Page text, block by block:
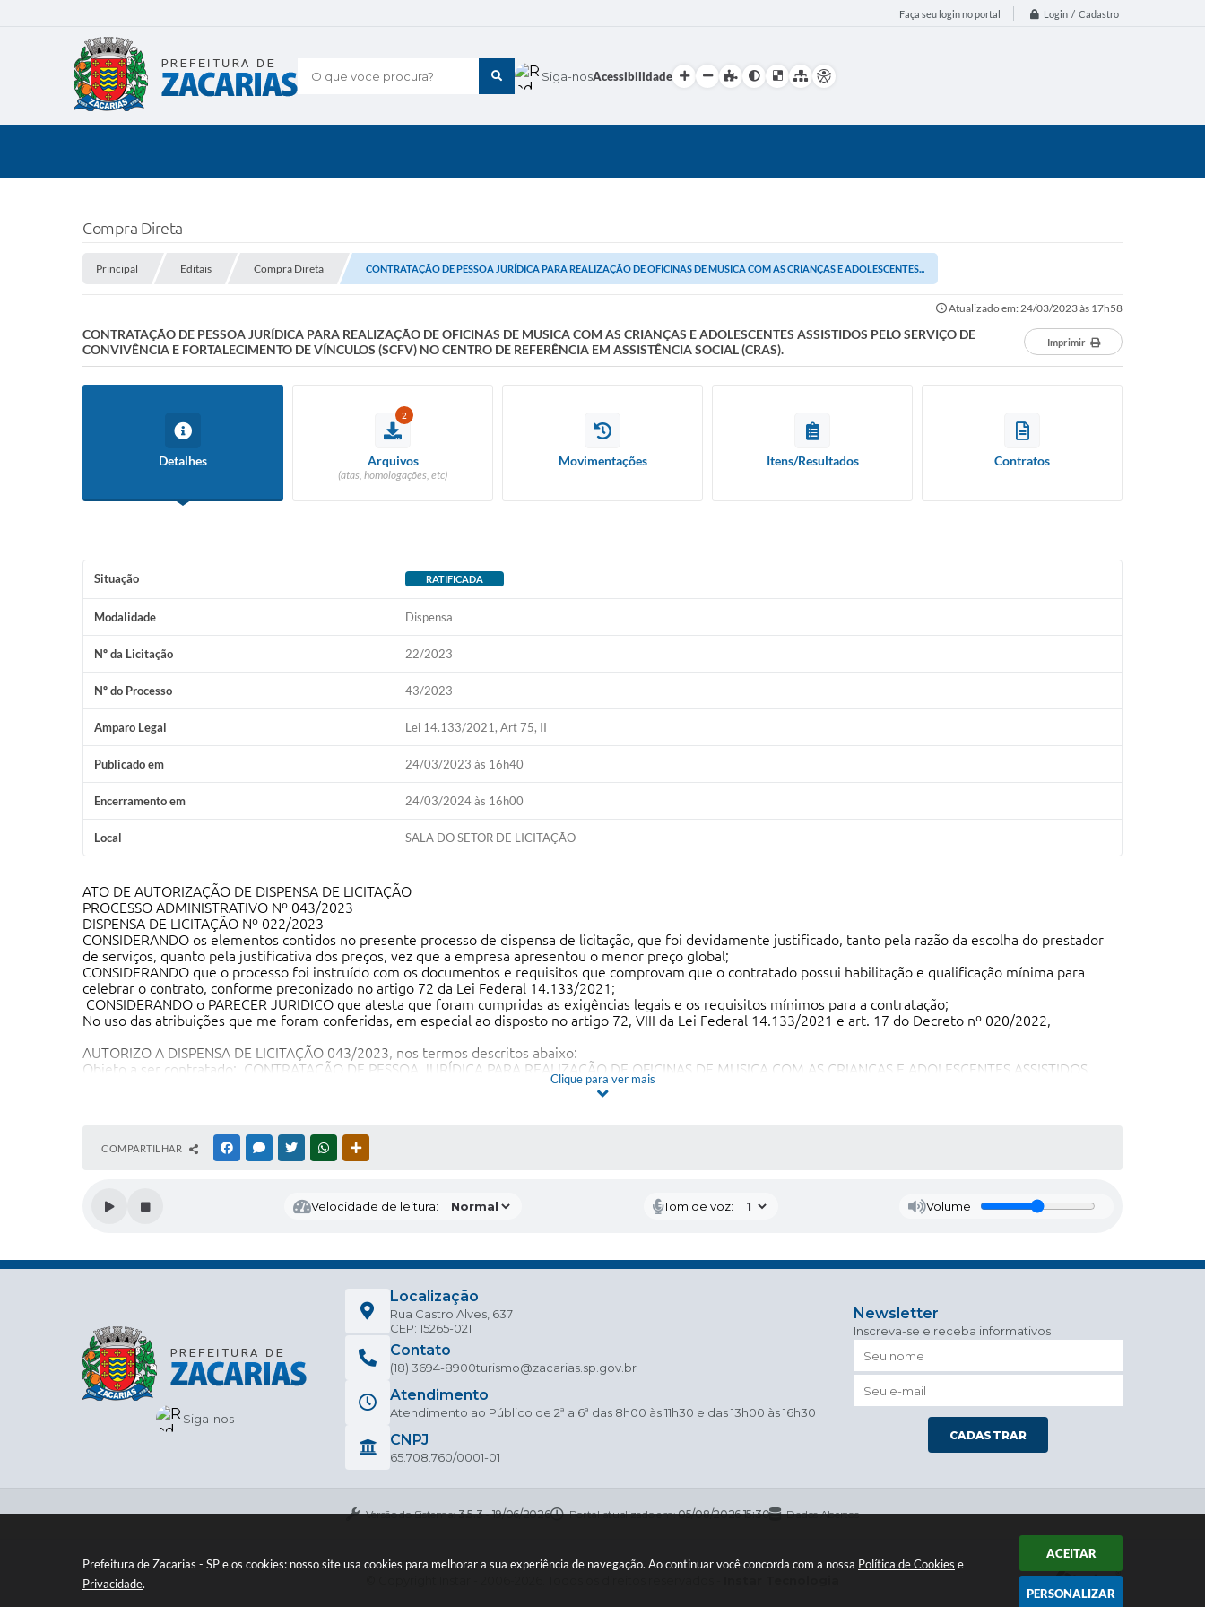
Prefeitura de Zacarias - SP e os cookies: nosso site usa cookies para melhorar a sua experiência de navegação. Ao continuar você concorda com a nossa Política de Cookies e
Privacidade.
ACEITAR
PERSONALIZAR
Faça seu login no portal Login / Cadastro
O que voce procura? Siga-nosAcessibilidade
Compra Direta
Principal Editais Compra Direta CONTRATAÇÃO DE PESSOA JURÍDICA PARA REALIZAÇÃO DE OFICINAS DE MUSICA COM AS CRIANÇAS E ADOLESCENTES...
Atualizado em: 24/03/2023 às 17h58
CONTRATAÇÃO DE PESSOA JURÍDICA PARA REALIZAÇÃO DE OFICINAS DE MUSICA COM AS CRIANÇAS E ADOLESCENTES ASSISTIDOS PELO SERVIÇO DE
CONVIVÊNCIA E FORTALECIMENTO DE VÍNCULOS (SCFV) NO CENTRO DE REFERÊNCIA EM ASSISTÊNCIA SOCIAL (CRAS).
Imprimir
Detalhes
2
Arquivos
(atas, homologações, etc)
Movimentações Itens/Resultados Contratos
Situação RATIFICADA
Modalidade Dispensa
Nº da Licitação 22/2023
Nº do Processo 43/2023
Amparo Legal Lei 14.133/2021, Art 75, II
Publicado em 24/03/2023 às 16h40
Encerramento em 24/03/2024 às 16h00
Local SALA DO SETOR DE LICITAÇÃO
ATO DE AUTORIZAÇÃO DE DISPENSA DE LICITAÇÃO
PROCESSO ADMINISTRATIVO Nº 043/2023
DISPENSA DE LICITAÇÃO Nº 022/2023
CONSIDERANDO os elementos contidos no presente processo de dispensa de licitação, que foi devidamente justificado, tanto pela razão da escolha do prestador
de serviços, quanto pela justificativa dos preços, vez que a empresa apresentou o menor preço global;
CONSIDERANDO que o processo foi instruído com os documentos e requisitos que comprovam que o contratado possui habilitação e qualificação mínima para
celebrar o contrato, conforme preconizado no artigo 72 da Lei Federal 14.133/2021;
CONSIDERANDO o PARECER JURIDICO que atesta que foram cumpridas as exigências legais e os requisitos mínimos para a contratação;
No uso das atribuições que me foram conferidas, em especial ao disposto no artigo 72, VIII da Lei Federal 14.133/2021 e art. 17 do Decreto nº 020/2022,
AUTORIZO A DISPENSA DE LICITAÇÃO 043/2023, nos termos descritos abaixo:
Objeto a ser contratado: CONTRATAÇÃO DE PESSOA JURÍDICA PARA REALIZAÇÃO DE OFICINAS DE MUSICA COM AS CRIANÇAS E ADOLESCENTES ASSISTIDOS
PELO SERVIÇO DE CONVIVÊNCIA E FORTALECIMENTO DE VÍNCULOS (SCFV) NO CENTRO DE REFERÊNCIA EM ASSISTÊNCIA SOCIAL (CRAS).
Valor Total: R$24.000,00 (vinte e quatro mil reais).
Fundamento Legal: Artigo 75, inciso II da Lei Federal 14.133/2021 e Decreto nº 020/2022.
Determino, ainda, que seja dada a devida publicidade legal ao contrato, em atendimento ao preceito do artigo 72, parágrafo único da Lei 14.133/2021, para que
Zacarias-SP, 24 de março de 2023.
Prefeito Municipal
Clique para ver mais
COMPARTILHAR FACEBOOKMESSENGER
TWITTERWHATSAPP
Velocidade de leitura: Tom de voz: Volume
Siga-nos
Localização
Rua Castro Alves, 637
CEP: 15265-021
Contato
(18) 3694-8900turismo@zacarias.sp.gov.br
Atendimento
Atendimento ao Público de 2ª a 6ª das 8h00 às 11h30 e das 13h00 às 16h30
CNPJ
65.708.760/0001-01
Newsletter
Inscreva-se e receba informativos
CADASTRAR
Versão do Sistema:3.5.3 - 19/06/2026 Portal atualizado em:05/08/2026 15:30 Dados Abertos